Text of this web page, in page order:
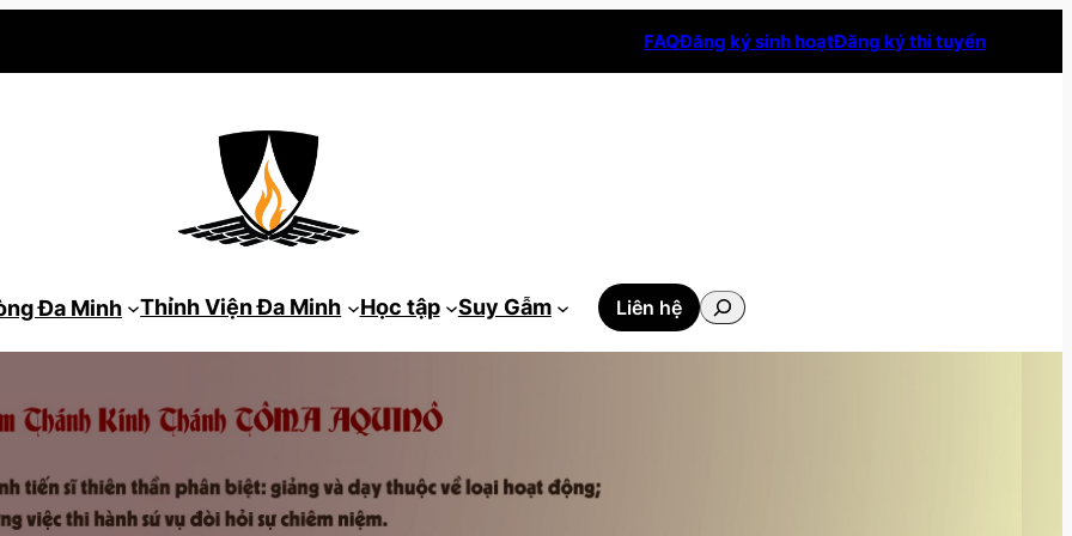
FAQĐăng ký sinh hoạtĐăng ký thi tuyển
Đa Minh Thỉnh Viện Đa Minh Học tập Suy Gẫm Liên hệ
Tìm
kiếm